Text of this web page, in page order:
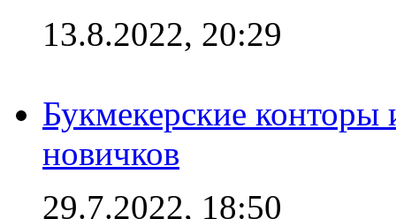
13.8.2022, 20:29
Букмекерские конторы
новичков
29.7.2022, 18:50